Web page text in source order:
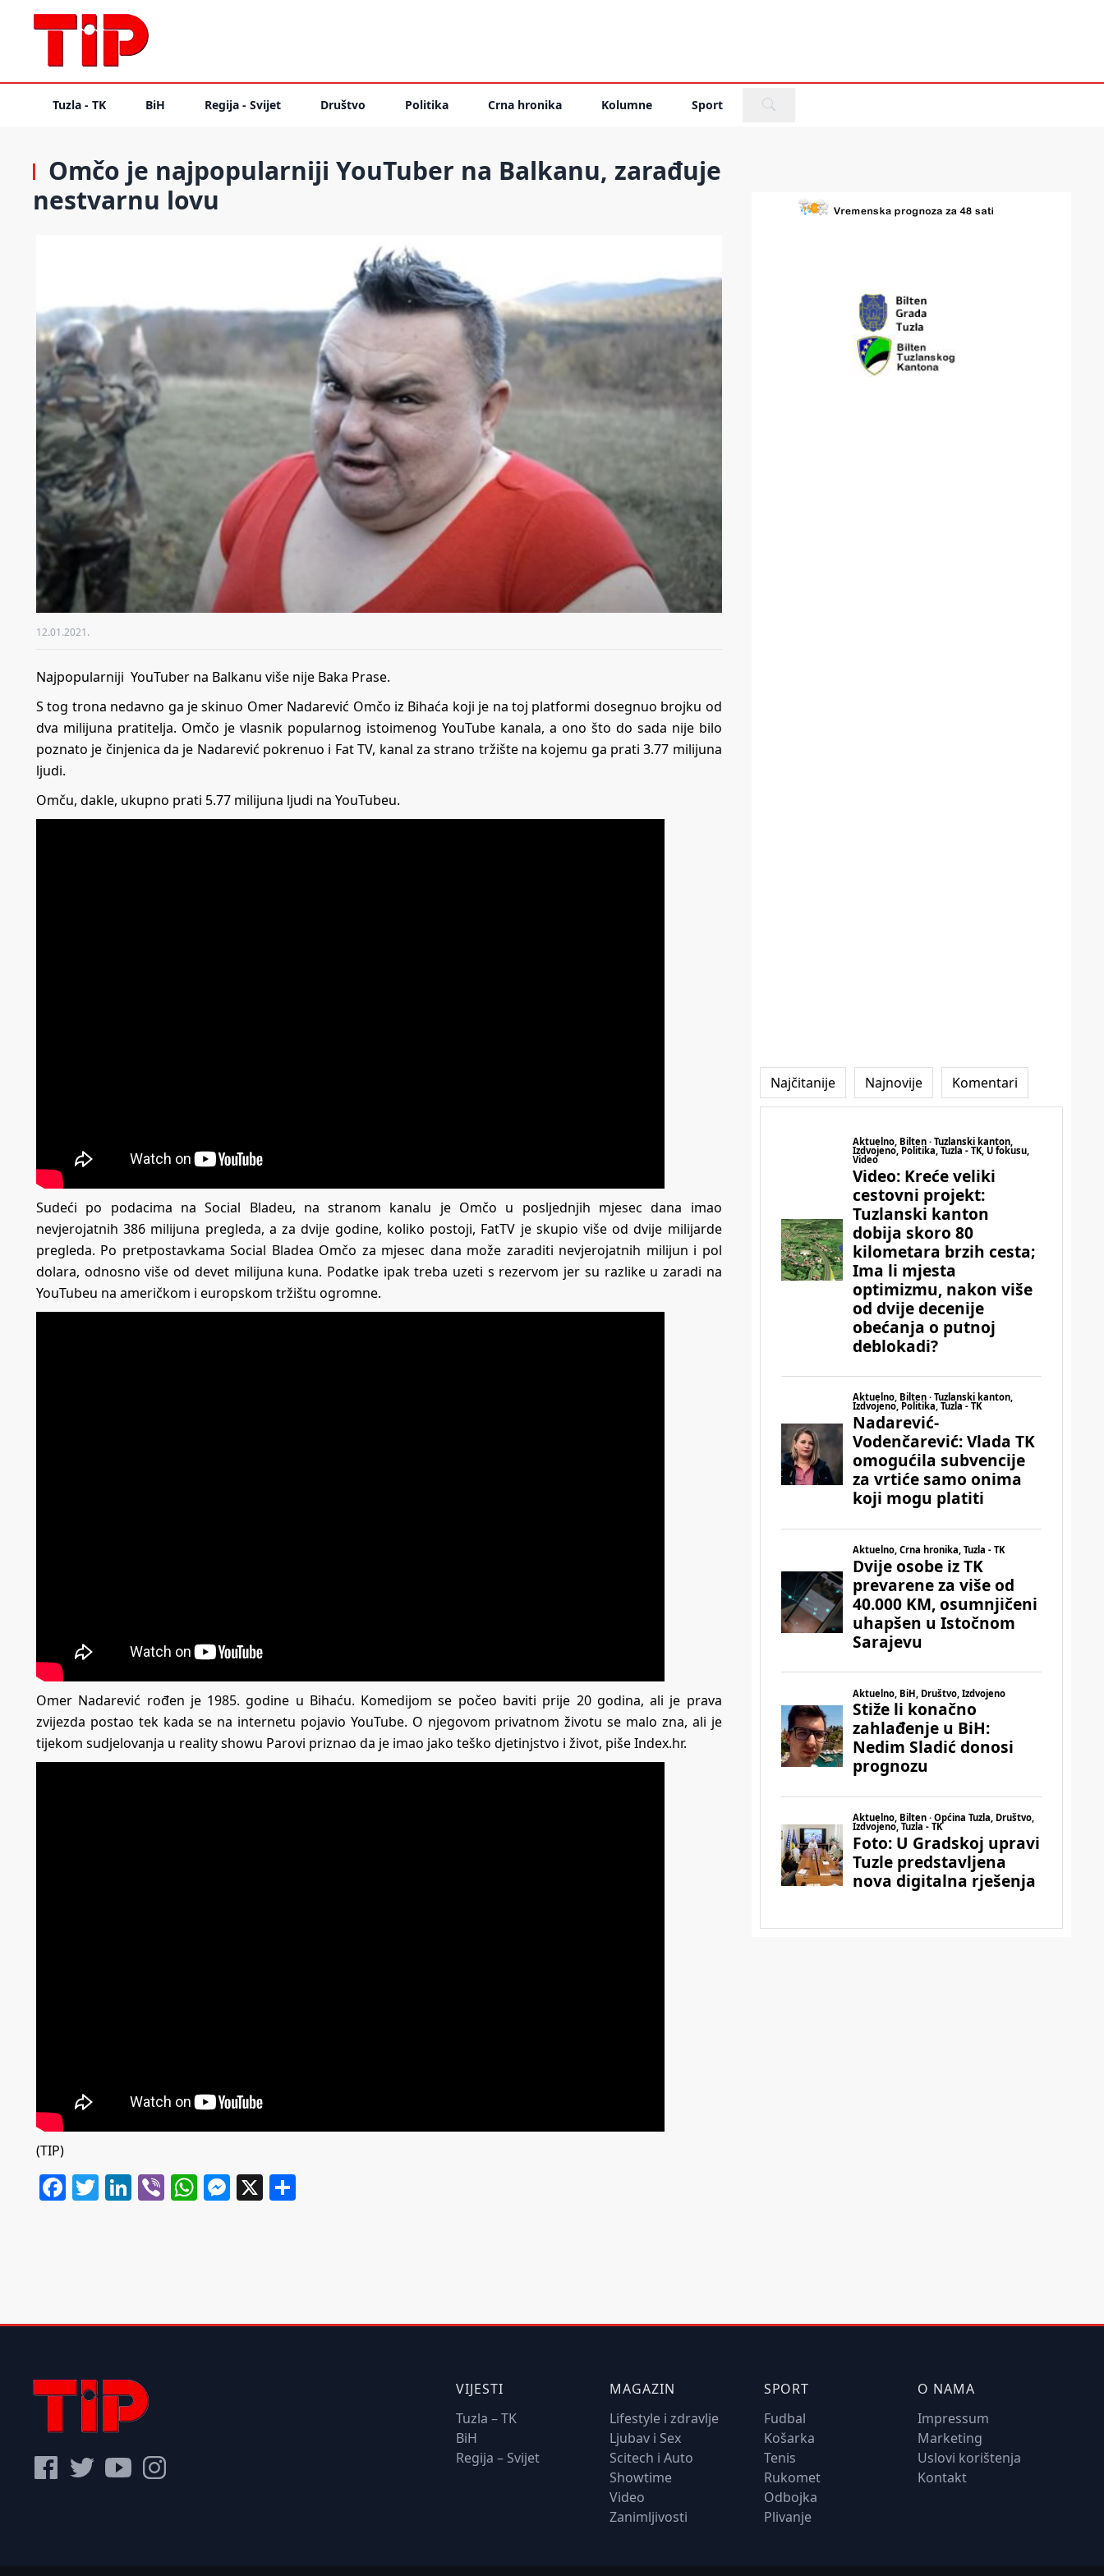
Tuzla - TK BiH Regija - Svijet Društvo Politika Crna hronika Kolumne Sport
Omčo je najpopularniji YouTuber na Balkanu, zarađuje
nestvarnu lovu
12.01.2021.
Najpopularniji YouTuber na Balkanu više nije Baka Prase.
S tog trona nedavno ga je skinuo Omer Nadarević Omčo iz Bihaća koji je na toj platformi dosegnuo brojku od
dva milijuna pratitelja. Omčo je vlasnik popularnog istoimenog YouTube kanala, a ono što do sada nije bilo
poznato je činjenica da je Nadarević pokrenuo i Fat TV, kanal za strano tržište na kojemu ga prati 3.77 milijuna
ljudi.
Omču, dakle, ukupno prati 5.77 milijuna ljudi na YouTubeu.
Sudeći po podacima na Social Bladeu, na stranom kanalu je Omčo u posljednjih mjesec dana imao
nevjerojatnih 386 milijuna pregleda, a za dvije godine, koliko postoji, FatTV je skupio više od dvije milijarde
pregleda. Po pretpostavkama Social Bladea Omčo za mjesec dana može zaraditi nevjerojatnih milijun i pol
dolara, odnosno više od devet milijuna kuna. Podatke ipak treba uzeti s rezervom jer su razlike u zaradi na
YouTubeu na američkom i europskom tržištu ogromne.
Omer Nadarević rođen je 1985. godine u Bihaću. Komedijom se počeo baviti prije 20 godina, ali je prava
zvijezda postao tek kada se na internetu pojavio YouTube. O njegovom privatnom životu se malo zna, ali je
tijekom sudjelovanja u reality showu Parovi priznao da je imao jako teško djetinjstvo i život, piše Index.hr.
(TIP)
Facebook
Twitter
LinkedIn
ViberWhatsApp
Messenger
X
Najčitanije Najnovije Komentari
VIJESTI
Tuzla – TK
BiH
Regija – Svijet
MAGAZIN
Lifestyle i zdravlje
Ljubav i Sex
Scitech i Auto
Showtime
Video
Zanimljivosti
SPORT
Fudbal
Košarka
Tenis
Rukomet
Odbojka
Plivanje
O NAMA
Impressum
Marketing
Uslovi korištenja
Kontakt